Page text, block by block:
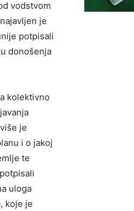
vodstvom
je
potpisali
donošenja
kolektivno
je
i o jakoj
te
uloga
koje je